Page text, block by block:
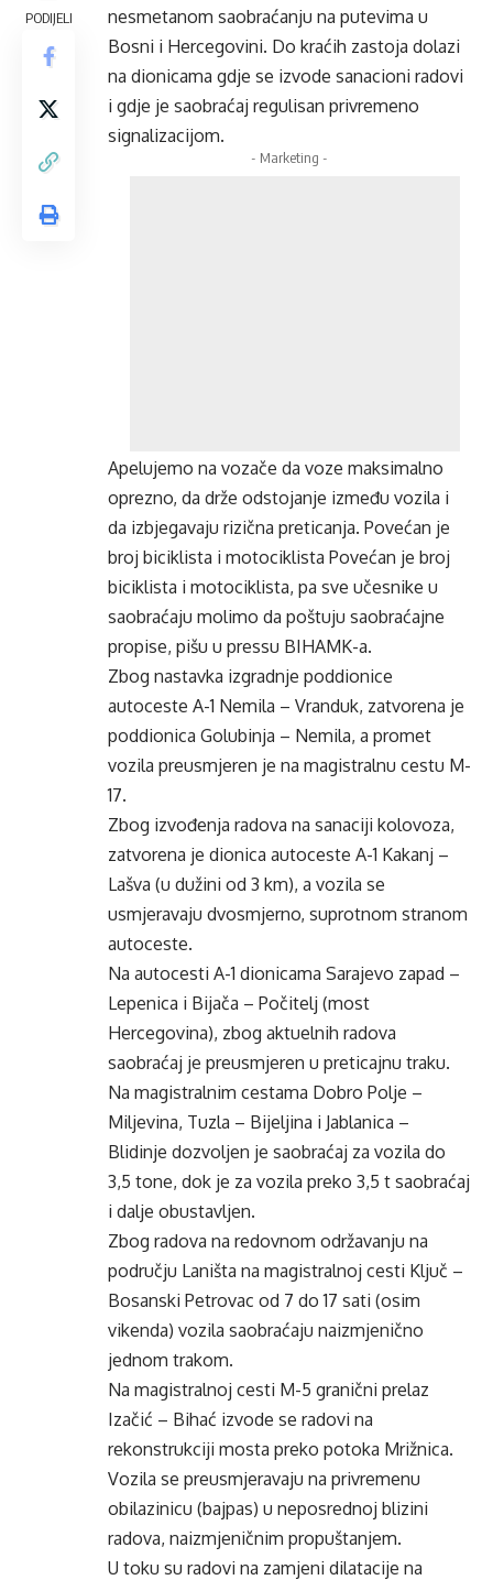
PODIJELI
nesmetanom saobraćanju na putevima u
Bosni i Hercegovini. Do kraćih zastoja dolazi
na dionicama gdje se izvode sanacioni radovi
i gdje je saobraćaj regulisan privremeno
signalizacijom.
- Marketing -
Apelujemo na vozače da voze maksimalno
oprezno, da drže odstojanje između vozila i
da izbjegavaju rizična preticanja. Povećan je
broj biciklista i motociklista Povećan je broj
biciklista i motociklista, pa sve učesnike u
saobraćaju molimo da poštuju saobraćajne
propise, pišu u pressu BIHAMK-a.
Zbog nastavka izgradnje poddionice
autoceste A-1 Nemila – Vranduk, zatvorena je
poddionica Golubinja – Nemila, a promet
vozila preusmjeren je na magistralnu cestu M-
17.
Zbog izvođenja radova na sanaciji kolovoza,
zatvorena je dionica autoceste A-1 Kakanj –
Lašva (u dužini od 3 km), a vozila se
usmjeravaju dvosmjerno, suprotnom stranom
autoceste.
Na autocesti A-1 dionicama Sarajevo zapad –
Lepenica i Bijača – Počitelj (most
Hercegovina), zbog aktuelnih radova
saobraćaj je preusmjeren u preticajnu traku.
Na magistralnim cestama Dobro Polje –
Miljevina, Tuzla – Bijeljina i Jablanica –
Blidinje dozvoljen je saobraćaj za vozila do
3,5 tone, dok je za vozila preko 3,5 t saobraćaj
i dalje obustavljen.
Zbog radova na redovnom održavanju na
području Laništa na magistralnoj cesti Ključ –
Bosanski Petrovac od 7 do 17 sati (osim
vikenda) vozila saobraćaju naizmjenično
jednom trakom.
Na magistralnoj cesti M-5 granični prelaz
Izačić – Bihać izvode se radovi na
rekonstrukciji mosta preko potoka Mrižnica.
Vozila se preusmjeravaju na privremenu
obilazinicu (bajpas) u neposrednoj blizini
radova, naizmjeničnim propuštanjem.
U toku su radovi na zamjeni dilatacije na